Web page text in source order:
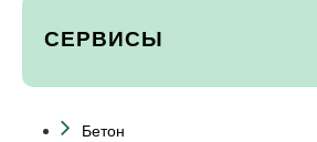
СЕРВИСЫ
Бетон